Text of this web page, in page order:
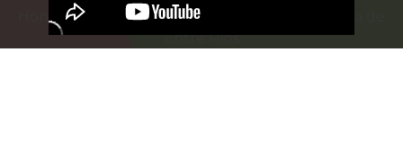
Honorable Cámara de Senadores de la Provincia de
Entre Ríos